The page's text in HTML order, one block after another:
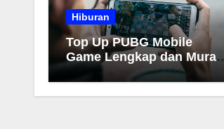
Hiburan
Top Up PUBG Mobile
Game Lengkap dan Murah